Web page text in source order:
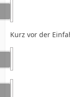
Kurz vor der